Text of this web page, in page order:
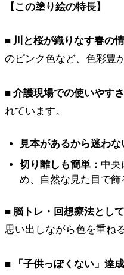
【この塗り絵の特長】
■ 川と桜が織りなす春の
のピンク色など、色彩豊
■ 介護現場での使いやす
れています。
見本があるから迷わな
切り離しも簡単： 中央
め、自然な見た目で飾
■ 脳トレ・回想療法として
思い出しながら色を重ね
■ 「子供っぽくない」達